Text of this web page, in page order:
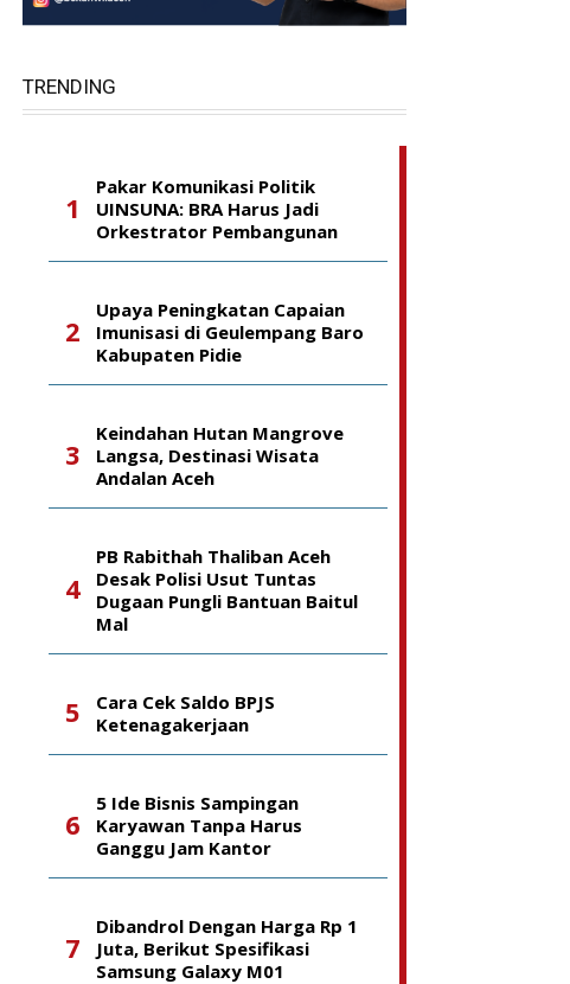
TRENDING
Pakar Komunikasi Politik
UINSUNA: BRA Harus Jadi
Orkestrator Pembangunan
Upaya Peningkatan Capaian
Imunisasi di Geulempang Baro
Kabupaten Pidie
Keindahan Hutan Mangrove
Langsa, Destinasi Wisata
Andalan Aceh
PB Rabithah Thaliban Aceh
Desak Polisi Usut Tuntas
Dugaan Pungli Bantuan Baitul
Mal
Cara Cek Saldo BPJS
Ketenagakerjaan
5 Ide Bisnis Sampingan
Karyawan Tanpa Harus
Ganggu Jam Kantor
Dibandrol Dengan Harga Rp 1
Juta, Berikut Spesifikasi
Samsung Galaxy M01